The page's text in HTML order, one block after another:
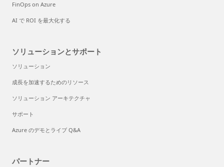
FinOps on Azure
AI で ROI を最大化する
ソリューションとサポート
ソリューション
成長を加速するためのリソース
ソリューション アーキテクチャ
サポート
Azure のデモとライブ Q&A
パートナー